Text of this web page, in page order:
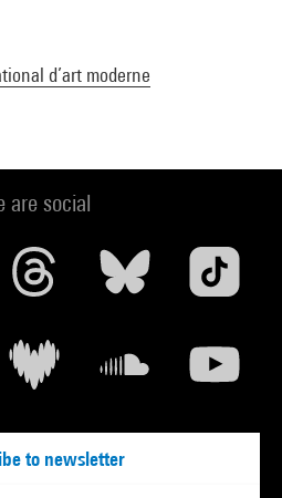
d’art moderne
are social
to newsletter